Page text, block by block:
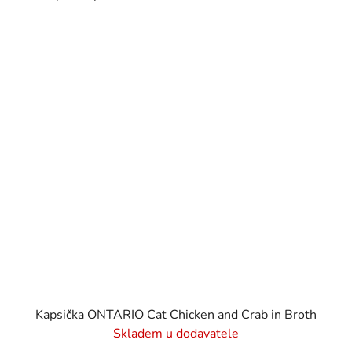
Kapsička ONTARIO Cat Chicken and Crab in Broth
Skladem u dodavatele